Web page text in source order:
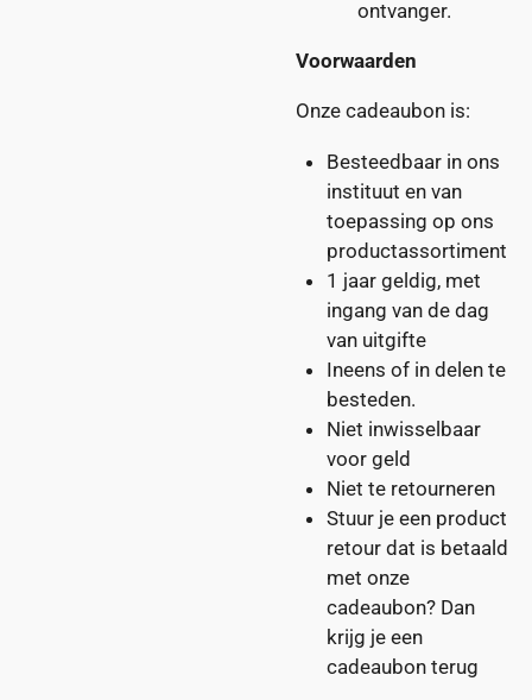
ontvanger.
Voorwaarden
Onze cadeaubon is:
Besteedbaar in ons
instituut en van
toepassing op ons
productassortiment
1 jaar geldig, met
ingang van de dag
van uitgifte
Ineens of in delen te
besteden.
Niet inwisselbaar
voor geld
Niet te retourneren
Stuur je een product
retour dat is betaald
met onze
cadeaubon? Dan
krijg je een
cadeaubon terug